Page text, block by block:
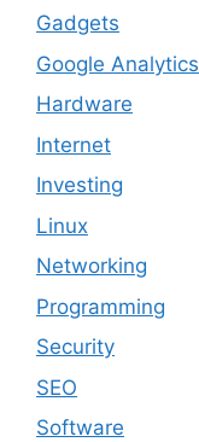
Gadgets
Google Analytics
Hardware
Internet
Investing
Linux
Networking
Programming
Security
SEO
Software